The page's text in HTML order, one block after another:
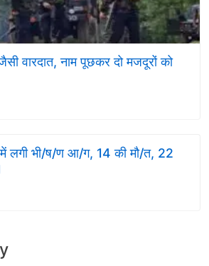
वारदात, नाम पूछकर दो मजदूरों को
लगी भी/ष/ण आ/ग, 14 की मौ/त, 22